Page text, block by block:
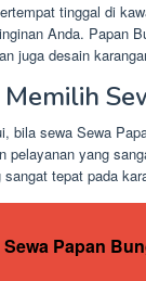
tinggal di
Anda. Papan
juga desain
bila sewa Sewa
pelayanan yang
tepat pada
Sewa Papan